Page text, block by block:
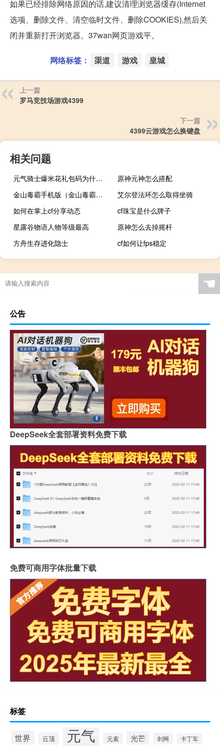
如果已经排除网络原因的话,建议清理浏览器缓存(Internet
选项、删除文件、清空临时文件、删除COOKIES),然后关
闭并重新打开浏览器。37wan网页游戏平。
网络标签： 渠道 游戏 皇城
上一篇
罗马竞技场游戏4399
下一篇
4399云游戏怎么换键盘
相关问题
元气骑士爆米花礼包码为什么错误
原神元神怎么搭配
金山毒霸手机版（金山毒霸极速版）
艾尔登法环怎么取得坐骑
如何在掌上cf分享动态
cf珠宝是什么牌子
星露谷物语人物等级最高
原神怎么去掉摇杆
方舟生存进化隐士
cf如何让fps稳定
☚
公告
DeepSeek全套部署资料免费下载
免费可商用字体批量下载
标签
世界 云顶 元气 元素 光芒 剑网 卡丁车